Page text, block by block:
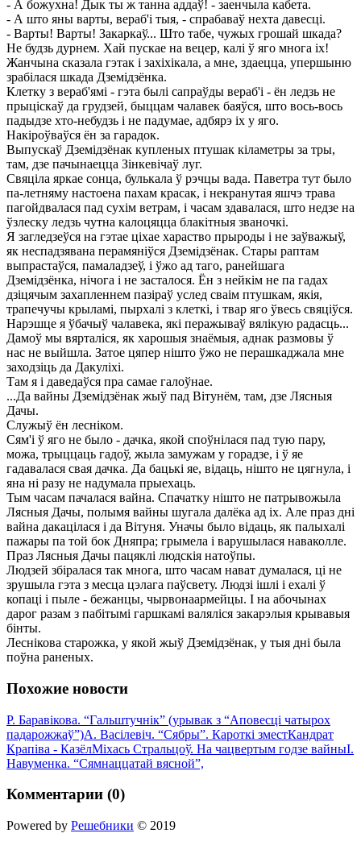
- А божухна! Дык ты ж танна аддаў! - заенчыла кабета.
- А што яны варты, вераб'і тыя, - спрабаваў нехта давесці.
- Варты! Варты! Закаркаў... Што табе, чужых грошай шкада?
Не будзь дурнем. Хай пускае на вецер, калі ў яго многа іх!
Жанчына сказала гэтак і захіхікала, а мне, здаецца, упершыню
зрабілася шкада Дземідзёнка.
Клетку з вераб'ямі - гэта былі сапраўды вераб'і - ён ледзь не
прыціскаў да грудзей, быццам чалавек баяўся, што вось-вось
падыдзе хто-небудзь і не падумае, адбярэ іх у яго.
Накіроўваўся ён за гарадок.
Выпускаў Дземідзёнак купленых птушак кіламетры за тры,
там, дзе пачынаецца Зінкевічаў луг.
Свяціла яркае сонца, булькала ў рэчцы вада. Паветра тут было
па-летняму настоена пахам красак, і некранутая яшчэ трава
пагойдвалася пад сухім ветрам, і часам здавалася, што недзе на
ўзлеску ледзь чутна калоцяцца блакітныя званочкі.
Я загледзеўся на гэтае ціхае хараство прыроды і не заўважыў,
як неспадзявана перамяніўся Дземідзёнак. Стары раптам
выпрастаўся, памаладзеў, і ўжо ад таго, ранейшага
Дземідзёнка, нічога і не засталося. Ён з нейкім не па гадах
дзіцячым захапленнем пазіраў услед сваім птушкам, якія,
трапечучы крыламі, пырхалі з клеткі, і твар яго ўвесь свяціўся.
Нарэшце я ўбачыў чалавека, які перажываў вялікую радасць...
Дамоў мы вярталіся, як харошыя знаёмыя, аднак размовы ў
нас не выйшла. Затое цяпер нішто ўжо не перашкаджала мне
заходзіць да Дакуліхі.
Там я і даведаўся пра самае галоўнае.
...Да вайны Дземідзёнак жыў пад Вітунём, там, дзе Лясныя
Дачы.
Служыў ён лесніком.
Сям'і ў яго не было - дачка, якой споўнілася пад тую пару,
можа, трыццаць гадоў, жыла замужам у горадзе, і ў яе
гадавалася свая дачка. Да бацькі яе, відаць, нішто не цягнула, і
яна ні разу не надумала прыехаць.
Тым часам пачалася вайна. Спачатку нішто не патрывожыла
Лясныя Дачы, полымя вайны шугала далёка ад іх. Але праз дні
вайна дакацілася і да Вітуня. Уначы было відаць, як палыхалі
пажары па той бок Дняпра; грымела і варушылася наваколле.
Праз Лясныя Дачы пацяклі людскія натоўпы.
Людзей збіралася так многа, што часам нават думалася, ці не
зрушыла гэта з месца цэлага паўсвету. Людзі ішлі і ехалі ў
копаці і пыле - бежанцы, чырвонаармейцы. І на абочынах
дарог разам з пабітымі гаршкамі валяліся закарэлыя крывавыя
бінты.
Леснікова старожка, у якой жыў Дземідзёнак, у тыя дні была
поўна раненых.
Похожие новости
Р. Баравікова. “Гальштучнік” (урывак з “Аповесці чатырох
падарожжаў”)А. Васілевіч. “Сябры”. Кароткі зместКандрат
Крапіва - КазёлМіхась Стральцоў. На чацвертым годзе вайныІ.
Навуменка. “Сямнаццатай вясной”,
Комментарии (0)
Powered by Решебники © 2019